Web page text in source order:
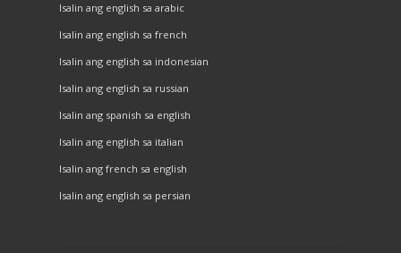
Isalin ang english sa arabic
Isalin ang english sa french
Isalin ang english sa indonesian
Isalin ang english sa russian
Isalin ang spanish sa english
Isalin ang english sa italian
Isalin ang french sa english
Isalin ang english sa persian